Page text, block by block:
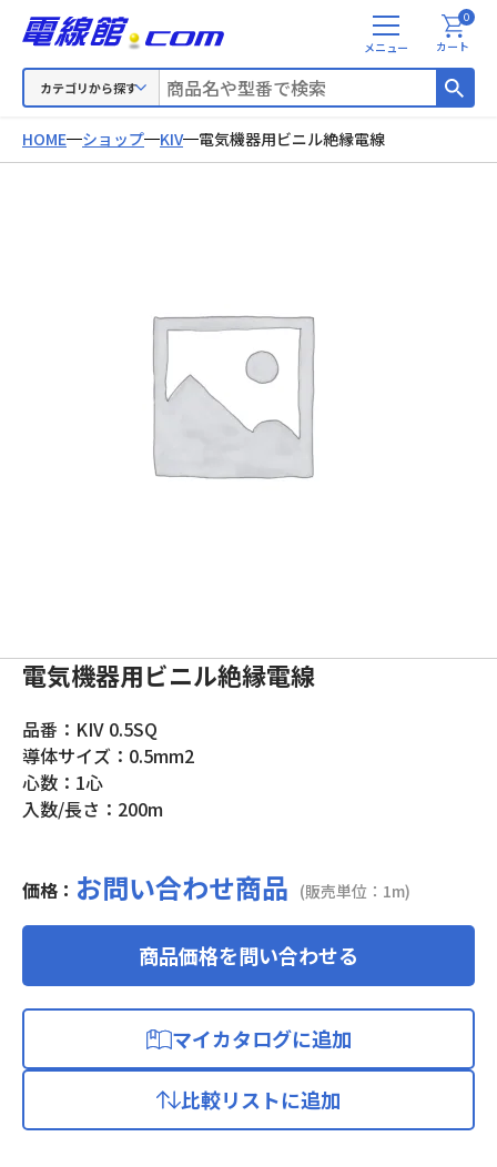
カテゴリから探す
メ
ニ
カート
0
HOME ショップ KIV 電気機器用ビニル絶縁電線
電気機器用ビニル絶縁電線
品番：KIV 0.5SQ
導体サイズ：0.5mm2
心数：1心
入数/長さ：200m
価格： お問い合わせ商品 (販売単位：1m)
商品価格を問い合わせる
マイカタログに追加
比較リストに追加